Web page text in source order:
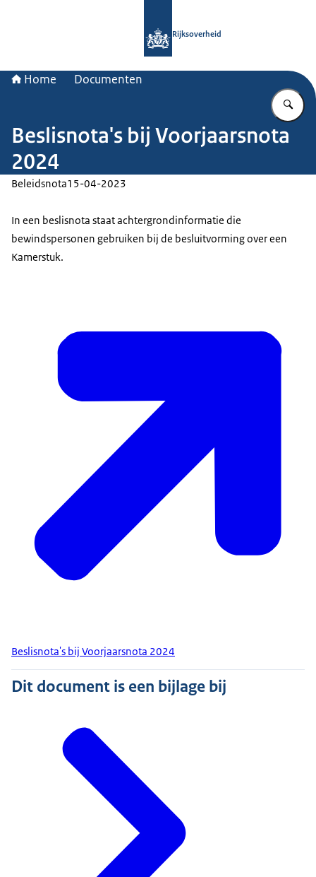
Rijksoverheid
Home Documenten
Beslisnota's bij Voorjaarsnota
2024
Beleidsnota15-04-2023
In een beslisnota staat achtergrondinformatie die
bewindspersonen gebruiken bij de besluitvorming over een
Kamerstuk.
Beslisnota's bij Voorjaarsnota 2024
Dit document is een bijlage bij